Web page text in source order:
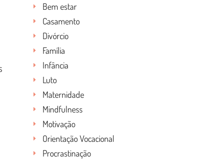
Bem estar
Casamento
Divórcio
Família
Infância
Luto
Maternidade
Mindfulness
Motivação
Orientação Vocacional
Procrastinação